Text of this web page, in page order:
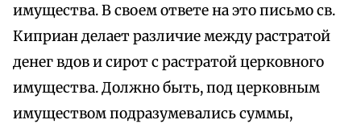
имущества. В своем ответе на это письмо св.
Киприан делает различие между растратой
денег вдов и сирот с растратой церковного
имущества. Должно быть, под церковным
имуществом подразумевались суммы,